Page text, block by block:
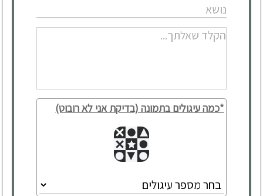
*כמה עיגולים בתמונה (בדיקת אני לא רובוט)